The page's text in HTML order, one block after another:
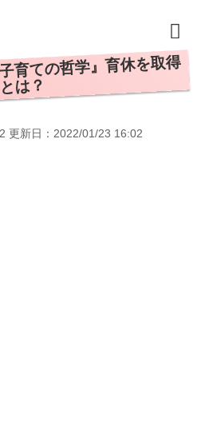
育ての哲学』育休を取得
は？
更新日： 2022/01/23 16:02